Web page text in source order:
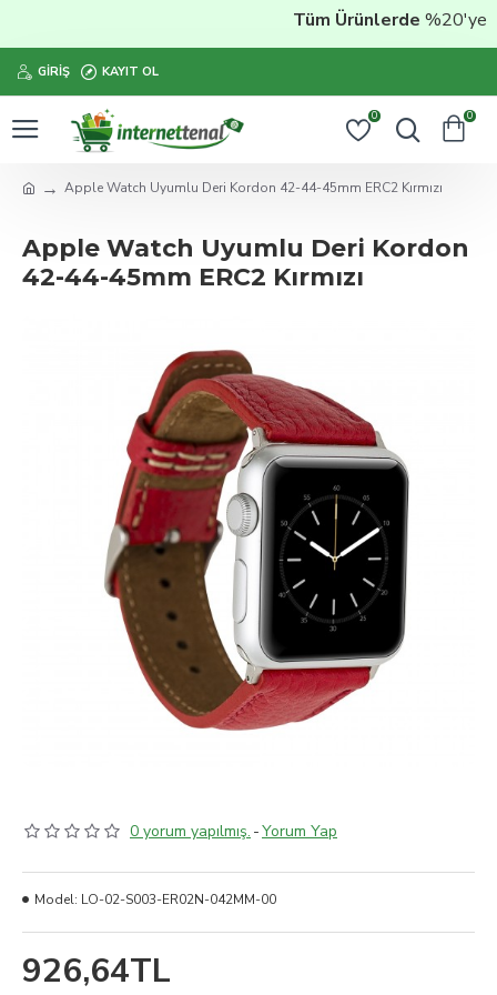
Tüm Ürünlerde%20'ye
GIRIŞ KAYIT OL
0 0
Apple Watch Uyumlu Deri Kordon 42-44-45mm ERC2 Kırmızı
Apple Watch Uyumlu Deri Kordon
42-44-45mm ERC2 Kırmızı
0 yorum yapılmış. -Yorum Yap
926,64TL
Model: LO-02-S003-ER02N-042MM-00